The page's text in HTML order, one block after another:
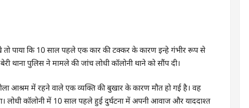
पाया कि 10 साल पहले एक कार की टक्कर के कारण इन्हे गंभीर रूप से
थाना पुलिस ने मामले की जांच लोधी कॉलोनी थाने को सौंप दी।
आश्रम में रहने वाले एक व्यक्ति की बुखार के कारण मौत हो गई है। वह
लोधी कॉलोनी में 10 साल पहले हुई दुर्घटना में अपनी आवाज और याददाश्त